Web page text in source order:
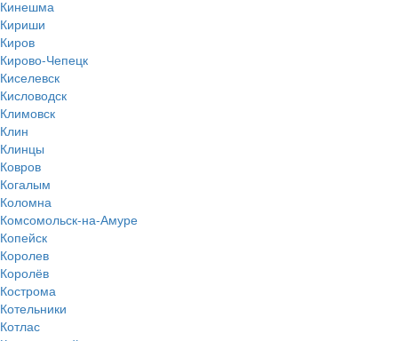
Кинешма
Кириши
Киров
Кирово-Чепецк
Киселевск
Кисловодск
Климовск
Клин
Клинцы
Ковров
Когалым
Коломна
Комсомольск-на-Амуре
Копейск
Королев
Королёв
Кострома
Котельники
Котлас